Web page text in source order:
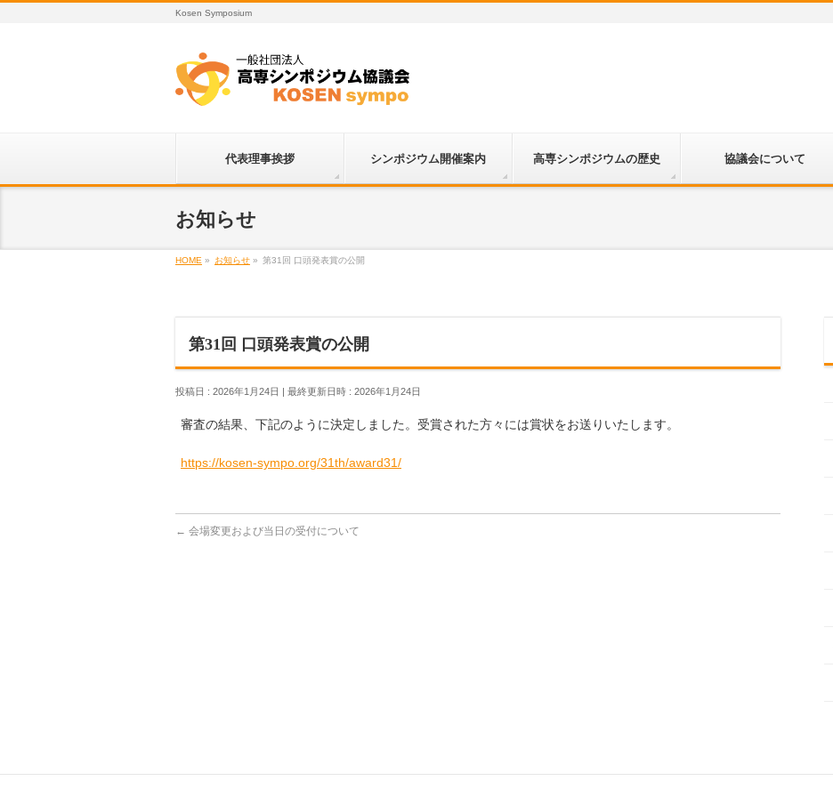
Kosen Symposium
代表理事挨拶 シンポジウム開催案内 高専シンポジウムの歴史 協議会について
お知らせ
HOME » お知らせ » 第31回 口頭発表賞の公開
第31回 口頭発表賞の公開
投稿日 : 2026年1月24日 最終更新日時 : 2026年1月24日
審査の結果、下記のように決定しました。受賞された方々には賞状をお送りいたします。
https://kosen-sympo.org/31th/award31/
← 会場変更および当日の受付について